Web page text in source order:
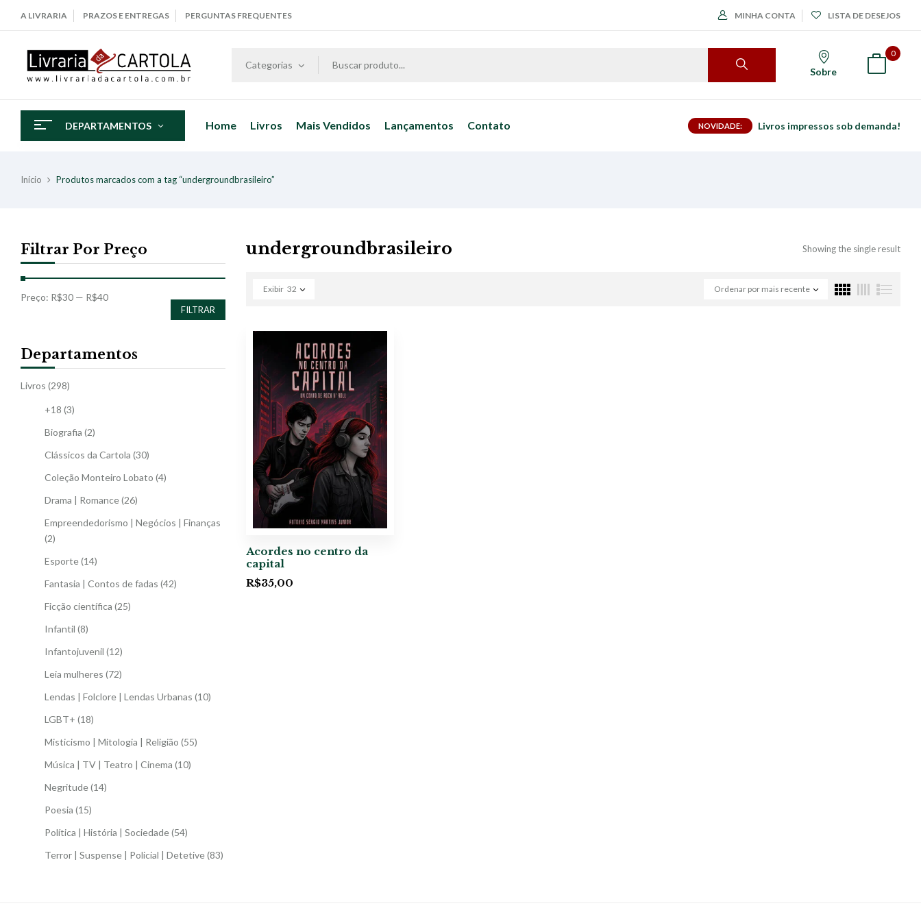
A LIVRARIA PRAZOS E ENTREGAS PERGUNTAS FREQUENTES MINHA CONTA LISTA DE DESEJOS
Categorias
Sobre
0
DEPARTAMENTOS Home Livros Mais Vendidos Lançamentos Contato NOVIDADE: Livros impressos sob demanda!
Início Produtos marcados com a tag “undergroundbrasileiro”
Filtrar Por Preço
FILTRAR
Preço: R$30 — R$40
Departamentos
Livros (298)
+18 (3)
Biografia (2)
Clássicos da Cartola (30)
Coleção Monteiro Lobato (4)
Drama | Romance(26)
Empreendedorismo | Negócios | Finanças
(2)
Esporte(14)
Fantasia | Contos de fadas (42)
Ficção científica (25)
Infantil (8)
Infantojuvenil (12)
Leia mulheres (72)
Lendas | Folclore | Lendas Urbanas (10)
LGBT+ (18)
Misticismo | Mitologia | Religião (55)
Música | TV | Teatro | Cinema (10)
Negritude(14)
Poesia (15)
Política | História | Sociedade(54)
Terror | Suspense | Policial | Detetive(83)
undergroundbrasileiro Showing the single result
Ordenar por mais recente
Exibir 32
Acordes no centro da
capital
R$35,00